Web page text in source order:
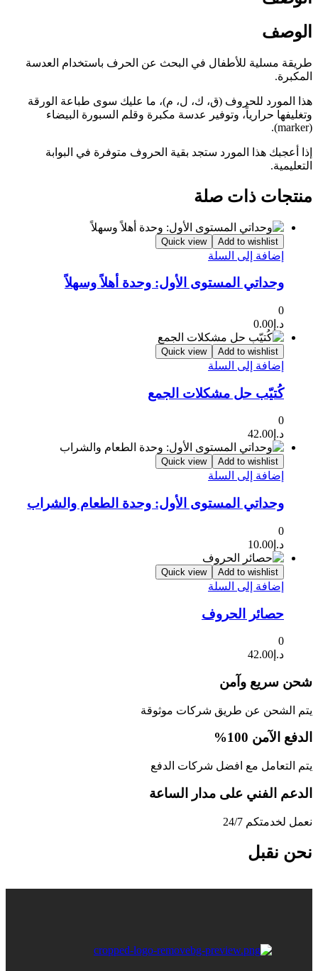
الوصف
طريقة مسلية للأطفال في البحث عن الحرف باستخدام العدسة
المكبرة.
هذا المورد للحروف (ق، ك، ل، م)، ما عليك سوى طباعة الورقة
وتغليفها حرارياً، وتوفير عدسة مكبرة وقلم السبورة البيضاء
(marker).
إذا أعجبك هذا المورد ستجد بقية الحروف متوفرة في البوابة
التعليمية.
منتجات ذات صلة
Add to wishlist
Quick view
إضافة إلى السلة
وحداتي المستوى الأول: وحدة أهلاً وسهلاً
0
د.إ 0.00
Add to wishlist
Quick view
إضافة إلى السلة
كُتيّب حل مشكلات الجمع
0
د.إ 42.00
Add to wishlist
Quick view
إضافة إلى السلة
وحداتي المستوى الأول: وحدة الطعام والشراب
0
د.إ 10.00
Add to wishlist
Quick view
إضافة إلى السلة
حصائر الحروف
0
د.إ 42.00
شحن سريع وآمن
يتم الشحن عن طريق شركات موثوقة
الدفع الآمن 100%
يتم التعامل مع افضل شركات الدفع
الدعم الفني على مدار الساعة
نعمل لخدمتكم 24/7
نحن نقبل